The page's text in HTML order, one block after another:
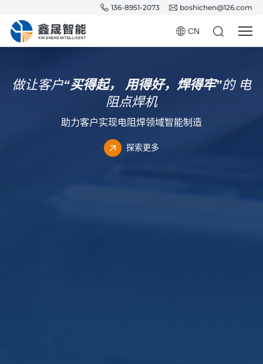
136-8951-2073 boshichen@126.com
CN
做让客户“买得起， 用得好，焊得牢”的电
阻点焊机
助力客户实现电阻焊领域智能制造
探索更多